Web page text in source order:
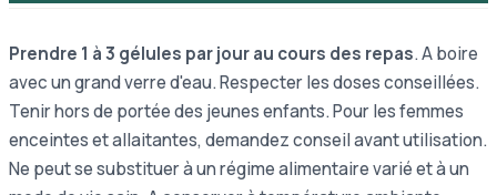
Prendre 1 à 3 gélules par jour au cours des repas. A boire
avec un grand verre d'eau. Respecter les doses conseillées.
Tenir hors de portée des jeunes enfants. Pour les femmes
enceintes et allaitantes, demandez conseil avant utilisation.
Ne peut se substituer à un régime alimentaire varié et à un